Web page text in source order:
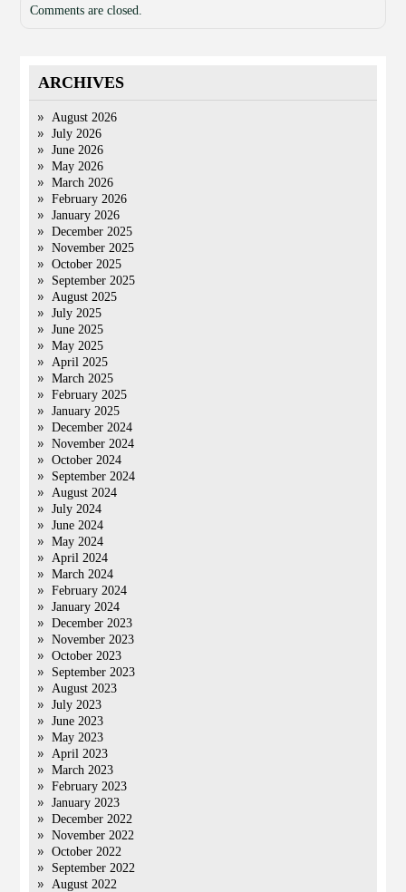
Comments are closed.
ARCHIVES
August 2026
July 2026
June 2026
May 2026
March 2026
February 2026
January 2026
December 2025
November 2025
October 2025
September 2025
August 2025
July 2025
June 2025
May 2025
April 2025
March 2025
February 2025
January 2025
December 2024
November 2024
October 2024
September 2024
August 2024
July 2024
June 2024
May 2024
April 2024
March 2024
February 2024
January 2024
December 2023
November 2023
October 2023
September 2023
August 2023
July 2023
June 2023
May 2023
April 2023
March 2023
February 2023
January 2023
December 2022
November 2022
October 2022
September 2022
August 2022